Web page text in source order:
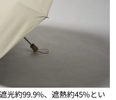
光約99.9%、遮熱約45%とい